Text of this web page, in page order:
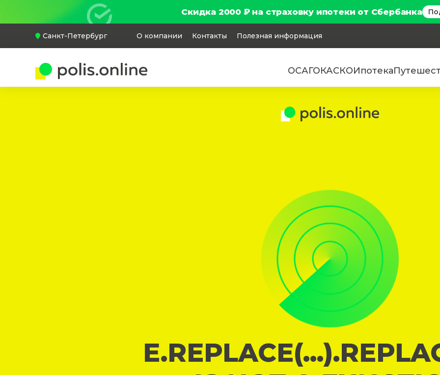
Скидка 2000 ₽ на страховку ипотеки от Сбербанка
Санкт-Петербург О компании Контакты Полезная информация
ОСАГОКАСКОИпотека